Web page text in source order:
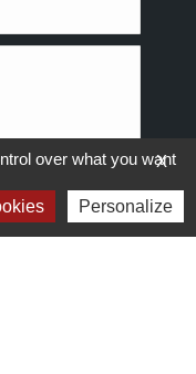
X
over what you want
Personalize